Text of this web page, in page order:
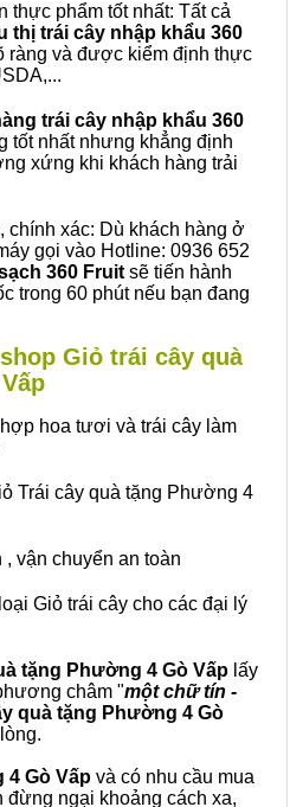
thực phẩm tốt nhất: Tất cả
thị trái cây nhập khẩu 360
ràng và được kiểm định thực
trái cây nhập khẩu 360
tốt nhất nhưng khẳng định
xứng khi khách hàng trải
chính xác: Dù khách hàng ở
gọi vào Hotline: 0936 652
360 Fruit sẽ tiến hành
trong 60 phút nếu bạn đang
Giỏ trái cây quà
hoa tươi và trái cây làm
Trái cây quà tặng Phường 4
vận chuyển an toàn
Giỏ trái cây cho các đại lý
tặng Phường 4 Gò Vấp lấy
châm "một chữ tín -
quà tặng Phường 4 Gò
4 Gò Vấp và có nhu cầu mua
đừng ngại khoảng cách xa,